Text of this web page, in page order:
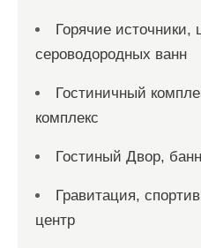
Горячие источники,
сероводородных ванн
Гостиничный
комплекс
Гостиный Двор,
Гравитация,
центр